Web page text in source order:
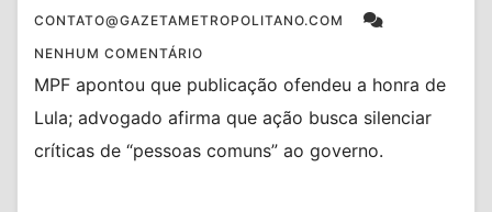
CONTATO@GAZETAMETROPOLITANO.COM
NENHUM COMENTÁRIO
MPF apontou que publicação ofendeu a honra de
Lula; advogado afirma que ação busca silenciar
críticas de “pessoas comuns” ao governo.